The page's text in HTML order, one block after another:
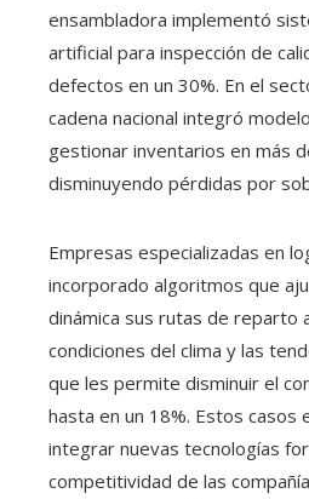
ensambladora implementó
artificial para inspección de
defectos en un 30%. En el
cadena nacional integró
gestionar inventarios en más
disminuyendo pérdidas por
Empresas especializadas en
incorporado algoritmos que
dinámica sus rutas de reparto
condiciones del clima y las
que les permite disminuir el
hasta en un 18%. Estos casos
integrar nuevas tecnologías
competitividad de las